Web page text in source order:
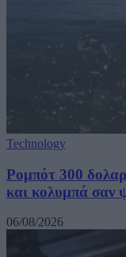
Technology
Ρομπότ 300
και κολυμπά σαν
06/08/2026